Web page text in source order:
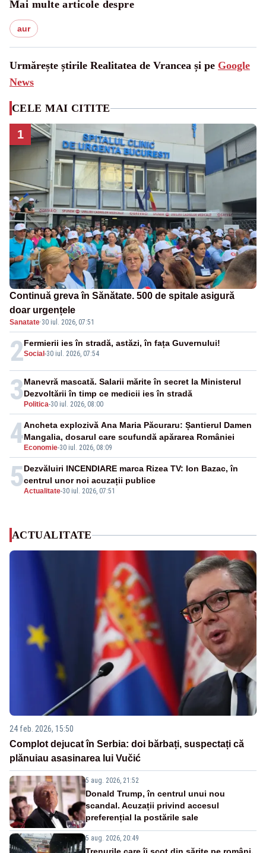
Mai multe articole despre
aur
Urmărește știrile Realitatea de Vrancea și pe Google
News
CELE MAI CITITE
1
Continuă greva în Sănătate. 500 de spitale asigură
doar urgențele
Sanatate·30 iul. 2026, 07:51
2Social -30 iul. 2026, 07:54
Fermierii ies în stradă, astăzi, în fața Guvernului!
3 Politica-30 iul. 2026, 08:00
Manevră mascată. Salarii mărite în secret la Ministerul
Dezvoltării în timp ce medicii ies în stradă
4 Economie-30 iul. 2026, 08:09
Ancheta explozivă Ana Maria Păcuraru: Șantierul Damen
Mangalia, dosarul care scufundă apărarea României
5Actualitate-30 iul. 2026, 07:51
Dezvăluiri INCENDIARE marca Rizea TV: Ion Bazac, în
centrul unor noi acuzații publice
ACTUALITATE
24 feb. 2026, 15:50
Complot dejucat în Serbia: doi bărbați, suspectați că
plănuiau asasinarea lui Vučić
5 aug. 2026, 21:52
Donald Trump, în centrul unui nou
scandal. Acuzații privind accesul
preferențial la postările sale
5 aug. 2026, 20:49
Trenurile care îi scot din sărite pe români.